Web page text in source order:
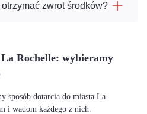
zwrot środków?
Rochelle: wybieramy
sposób dotarcia do miasta La
i wadom każdego z nich.